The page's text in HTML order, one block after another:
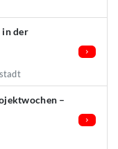
in der
–